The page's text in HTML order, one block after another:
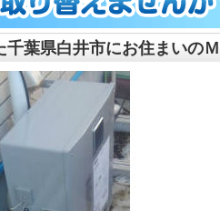
葉県白井市にお住まいの